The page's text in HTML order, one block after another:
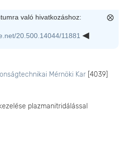
való hivatkozáshoz:
20.500.14044/11881
Mérnöki Kar [4039]
plazmanitridálással